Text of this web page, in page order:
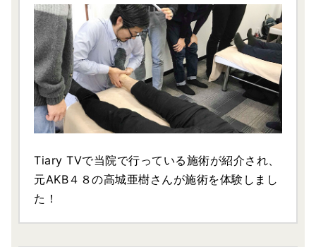
Tiary TVで当院で行っている施術が紹介され、
元AKB４８の高城亜樹さんが施術を体験しまし
た！